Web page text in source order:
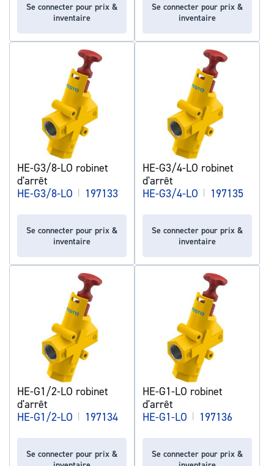
Se connecter pour prix &
inventaire
Se connecter pour prix &
inventaire
HE-G3/8-LO robinet
d'arrêt
HE-G3/8-LO | 197133
Se connecter pour prix &
inventaire
HE-G3/4-LO robinet
d'arrêt
HE-G3/4-LO | 197135
Se connecter pour prix &
inventaire
HE-G1/2-LO robinet
d'arrêt
HE-G1/2-LO | 197134
Se connecter pour prix &
HE-G1-LO robinet
d'arrêt
HE-G1-LO | 197136
Se connecter pour prix &